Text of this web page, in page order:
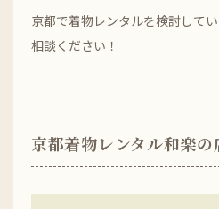
京都で着物レンタルを検討して
相談ください！
京都着物レンタル和楽の